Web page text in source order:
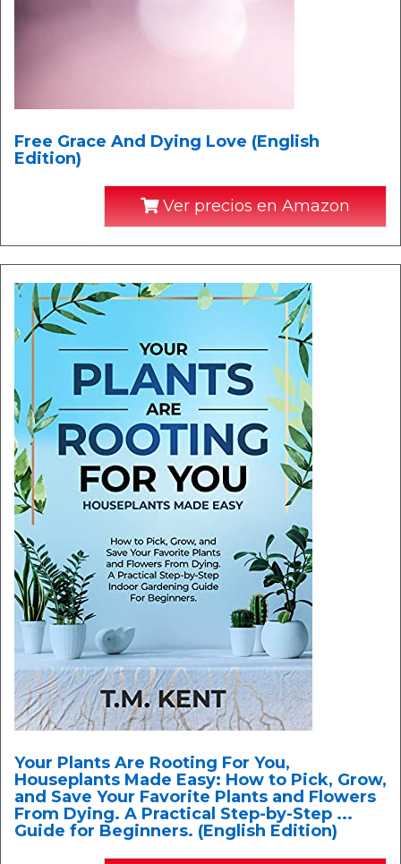
Free Grace And Dying Love (English
Edition)
Ver precios en Amazon
Your Plants Are Rooting For You,
Houseplants Made Easy: How to Pick, Grow,
and Save Your Favorite Plants and Flowers
From Dying. A Practical Step-by-Step ...
Guide for Beginners. (English Edition)